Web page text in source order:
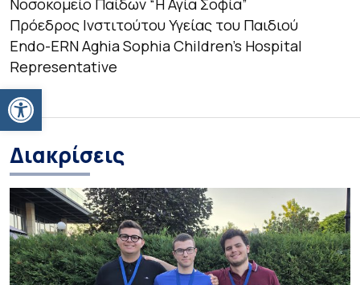
Ανοίξτε τη γραμμή εργαλείων
Νοσοκομείο Παίδων “Η Αγία Σοφία”
Πρόεδρος Ινστιτούτου Υγείας του Παιδιού
Endo-ERN Aghia Sophia Children’s Hospital
Representative
Διακρίσεις